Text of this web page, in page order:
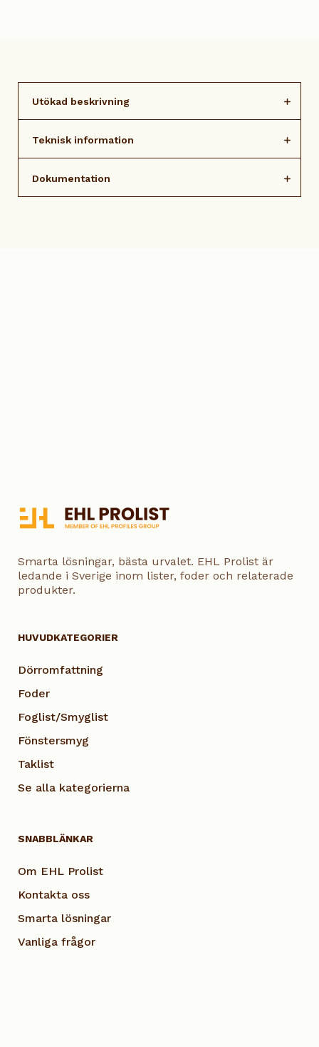
Utökad beskrivning
Teknisk information
Dokumentation
Smarta lösningar, bästa urvalet. EHL Prolist är
ledande i Sverige inom lister, foder och relaterade
produkter.
HUVUDKATEGORIER
Dörromfattning
Foder
Foglist/Smyglist
Fönstersmyg
Taklist
Se alla kategorierna
SNABBLÄNKAR
Om EHL Prolist
Kontakta oss
Smarta lösningar
Vanliga frågor